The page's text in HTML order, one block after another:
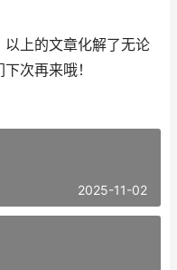
上的文章化解了无论
次再来哦！
2025-11-02